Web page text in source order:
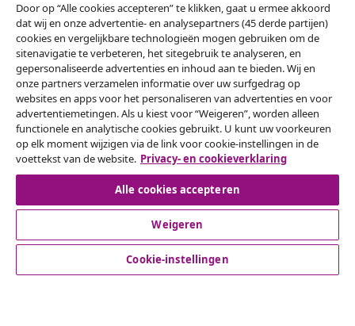
Een annulering voor je bestelling indienen
Herroeping van de overeenkomst
Klantenservice
Zakelijk
Door op “Alle cookies accepteren” te klikken, gaat u ermee akkoord
dat wij en onze advertentie- en analysepartners (45 derde partijen)
cookies en vergelijkbare technologieën mogen gebruiken om de
sitenavigatie te verbeteren, het sitegebruik te analyseren, en
gepersonaliseerde advertenties en inhoud aan te bieden. Wij en
onze partners verzamelen informatie over uw surfgedrag op
websites en apps voor het personaliseren van advertenties en voor
advertentiemetingen. Als u kiest voor “Weigeren”, worden alleen
functionele en analytische cookies gebruikt. U kunt uw voorkeuren
op elk moment wijzigen via de link voor cookie-instellingen in de
voettekst van de website. Privacy- en cookieverklaring
Alle cookies accepteren
Weigeren
Cookie-instellingen